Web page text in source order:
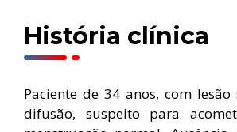
História clínica
Paciente de 34 anos, com
difusão, suspeito para